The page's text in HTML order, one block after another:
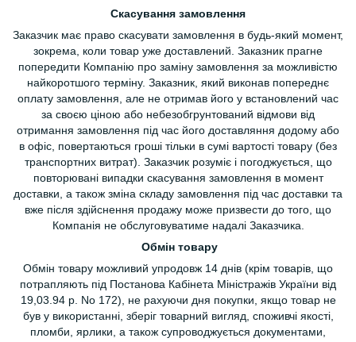
Скасування замовлення
Заказчик має право скасувати замовлення в будь-який момент,
зокрема, коли товар уже доставлений. Заказник прагне
попередити Компанію про заміну замовлення за можливістю
найкоротшого терміну. Заказник, який виконав попереднє
оплату замовлення, але не отримав його у встановлений час
за своєю ціною або небезобгрунтований відмови від
отримання замовлення під час його доставляння додому або
в офіс, повертаються гроші тільки в сумі вартості товару (без
транспортних витрат). Заказчик розуміє і погоджується, що
повторювані випадки скасування замовлення в момент
доставки, а також зміна складу замовлення під час доставки та
вже після здійснення продажу може призвести до того, що
Компанія не обслуговуватиме надалі Заказчика.
Обмін товару
Обмін товару можливий упродовж 14 днів (крім товарів, що
потрапляють під Постанова Кабінета Міністражів України від
19,03.94 р. No 172), не рахуючи дня покупки, якщо товар не
був у використанні, зберіг товарний вигляд, споживчі якості,
пломби, ярлики, а також супроводжується документами,